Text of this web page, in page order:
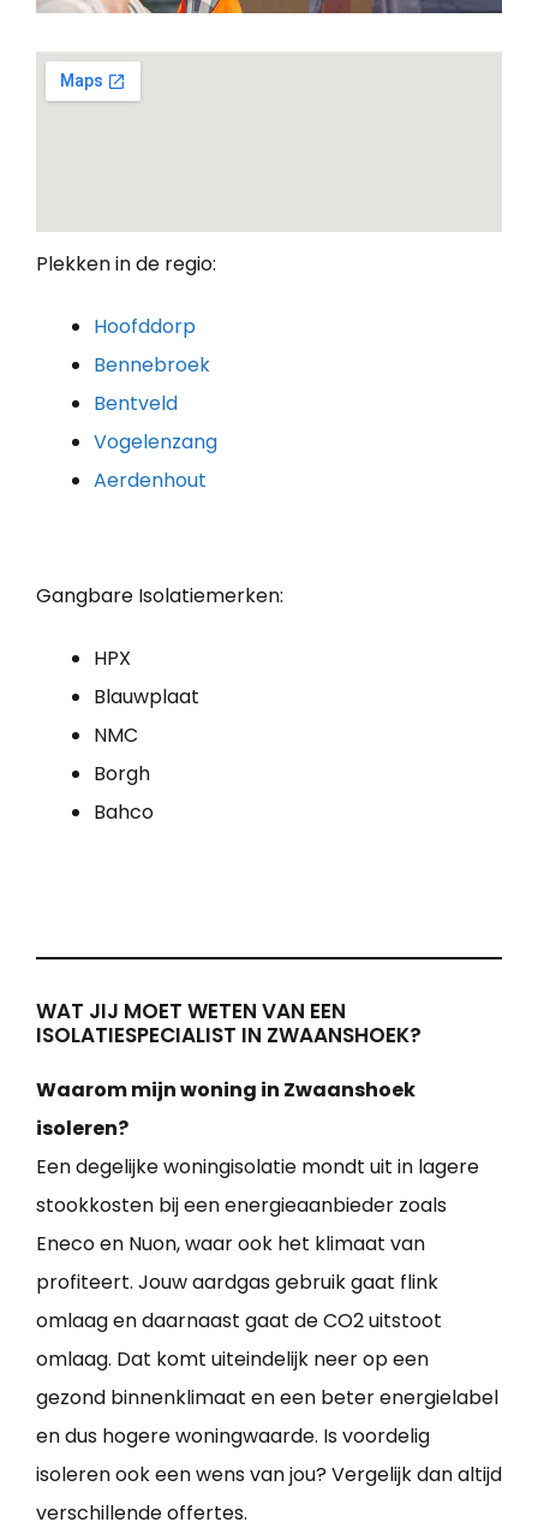
Plekken in de regio:
Hoofddorp
Bennebroek
Bentveld
Vogelenzang
Aerdenhout
Gangbare Isolatiemerken:
HPX
Blauwplaat
NMC
Borgh
Bahco
WAT JIJ MOET WETEN VAN EEN
ISOLATIESPECIALIST IN ZWAANSHOEK?
Waarom mijn woning in Zwaanshoek
isoleren?
Een degelijke woningisolatie mondt uit in lagere
stookkosten bij een energieaanbieder zoals
Eneco en Nuon, waar ook het klimaat van
profiteert. Jouw aardgas gebruik gaat flink
omlaag en daarnaast gaat de CO2 uitstoot
omlaag. Dat komt uiteindelijk neer op een
gezond binnenklimaat en een beter energielabel
en dus hogere woningwaarde. Is voordelig
isoleren ook een wens van jou? Vergelijk dan altijd
verschillende offertes.